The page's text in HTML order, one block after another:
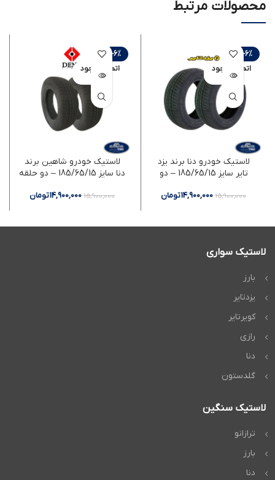
محصولات مرتبط
-6%
اتمام موجود
ی
لاستیک خودرو دنا برند یزد
تایر سایز 185/65/15 – دو
15,900,000
14,900,000تومان
-6%
اتمام موجود
ی
لاستیک خودرو شاهین برند
دنا سایز 185/65/15 – دو حلقه
15,900,000
14,900,000تومان
لاستیک سواری
بارز
یزدتایر
کویرتایر
رازی
دنا
گلدستون
لاستیک سنگین
ترازانو
بارز
دنا